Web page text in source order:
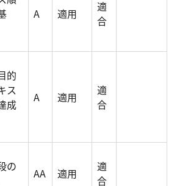
A 適用
適
合
的
ス
成
A 適用
適
合
の
AA 適用
適
合